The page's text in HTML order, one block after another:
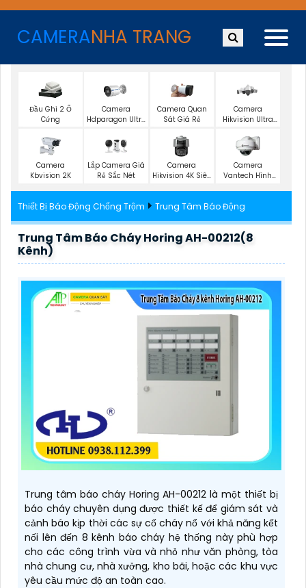
CAMERANHA TRANG
Đầu Ghi 2 Ổ
Cứng
Camera
Hdparagon Ultra
Camera Quan
Sát Giá Rẻ
Camera
Hikvision Ultra
Camera
Kbvision 2K
Lắp Camera Giá
Rẻ Sắc Nét
Camera
Hikvision 4K Siêu
Camera
Vantech Hình
Thiết Bị Báo Động Chống Trộm Trung Tâm Báo Động
Trung Tâm Báo Cháy Horing AH-00212(8
Kênh)
Trung tâm báo cháy Horing AH-00212 là một thiết bị
báo cháy chuyên dụng được thiết kế để giám sát và
cảnh báo kịp thời các sự cố cháy nổ với khả năng kết
nối lên đến 8 kênh báo cháy hệ thống này phù hợp
cho các công trình vừa và nhỏ như văn phòng, tòa
nhà chung cư, nhà xưởng, kho bãi, hoặc các khu vực
yêu cầu mức độ an toàn cao.